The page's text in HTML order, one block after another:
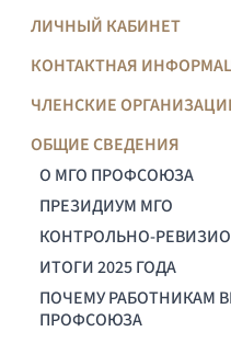
ЛИЧНЫЙ КАБИНЕТ
КОНТАКТНАЯ
ЧЛЕНСКИЕ
ОБЩИЕ СВЕДЕНИЯ
О МГО ПРОФСОЮЗА
ПРЕЗИДИУМ МГО
КОНТРОЛЬНО-
ИТОГИ 2025 ГОДА
ПОЧЕМУ РАБОТНИКАМ
ПРОФСОЮЗА